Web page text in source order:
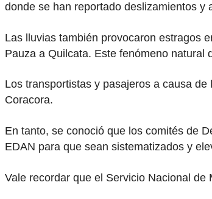
donde se han reportado deslizamientos y
Las lluvias también provocaron estragos
Pauza a Quilcata. Este fenómeno natural
Los transportistas y pasajeros a causa
Coracora.
En tanto, se conoció que los comités de
EDAN para que sean sistematizados y
Vale recordar que el Servicio Nacional